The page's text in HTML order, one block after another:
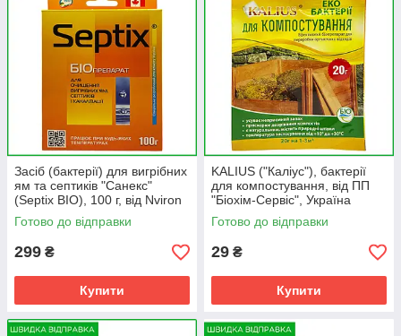
Засіб (бактерії) для вигрібних
ям та септиків "Санекс"
(Septix BIO), 100 г, від Nviron
Biosolutions, Канада
Готово до відправки
299 ₴
Купити
KALIUS ("Каліус"), бактерії
для компостування, від ПП
"Біохім-Сервіс", Україна
Готово до відправки
29 ₴
Купити